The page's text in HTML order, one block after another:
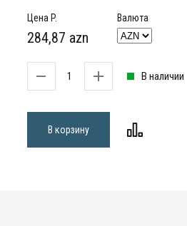
Цена P.
284,87 azn
Валюта
В наличии
В корзину